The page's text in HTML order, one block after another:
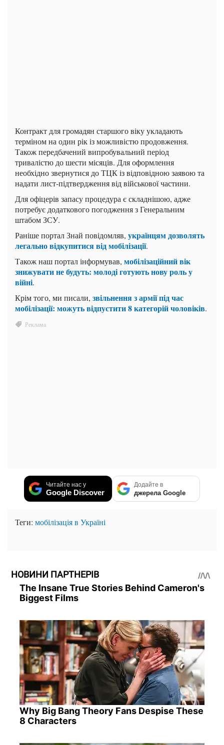
Контракт для громадян старшого віку укладають
терміном на один рік із можливістю продовження.
Також передбачений випробувальний період
тривалістю до шести місяців. Для оформлення
необхідно звернутися до ТЦК із відповідною заявою та
надати лист-підтвердження від військової частини.
Для офіцерів запасу процедура є складнішою, адже
потребує додаткового погодження з Генеральним
штабом ЗСУ.
Раніше портал Знай повідомляв, українцям дозволять
легально відкупитися від мобілізації.
Також наш портал інформував, мобілізаційний вік
знижувати не будуть: молоді готують нову роль у
війні.
Крім того, ми писали, звільнення з армії під час
мобілізації: можуть відпустити 8 категорій чоловіків.
Читайте нас у
Google Discover
Додайте в
джерела Google
Теги: мобілізація в Україні
НОВИНИ ПАРТНЕРІВ
The Insane True Stories Behind Cameron's
Biggest Films
Why Big Bang Theory Fans Despise These
8 Characters